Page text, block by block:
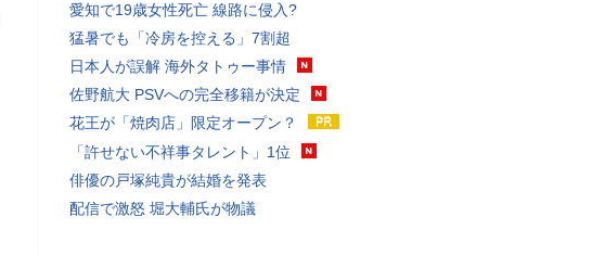
愛知で19歳女性死亡 線路に侵入?
猛暑でも「冷房を控える」7割超
日本人が誤解 海外タトゥー事情
佐野航大 PSVへの完全移籍が決定
花王が「焼肉店」限定オープン？
「許せない不祥事タレント」1位
俳優の戸塚純貴が結婚を発表
配信で激怒 堀大輔氏が物議